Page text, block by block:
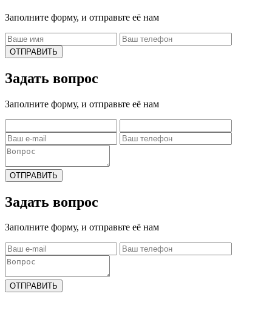
Заполните форму, и отправьте её нам
ОТПРАВИТЬ
Задать вопрос
Заполните форму, и отправьте её нам
ОТПРАВИТЬ
Задать вопрос
Заполните форму, и отправьте её нам
ОТПРАВИТЬ